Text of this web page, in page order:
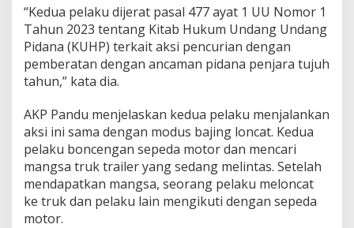
“Kedua pelaku dijerat pasal 477 ayat 1 UU Nomor 1
Tahun 2023 tentang Kitab Hukum Undang Undang
Pidana (KUHP) terkait aksi pencurian dengan
pemberatan dengan ancaman pidana penjara tujuh
tahun,” kata dia.
AKP Pandu menjelaskan kedua pelaku menjalankan
aksi ini sama dengan modus bajing loncat. Kedua
pelaku boncengan sepeda motor dan mencari
mangsa truk trailer yang sedang melintas. Setelah
mendapatkan mangsa, seorang pelaku meloncat
ke truk dan pelaku lain mengikuti dengan sepeda
motor.